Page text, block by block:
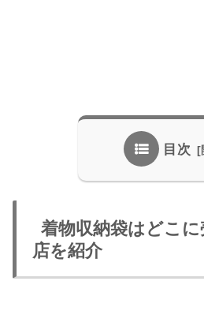
目次
着物収納袋はどこ
店を紹介